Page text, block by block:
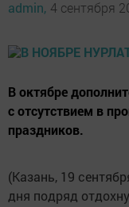
admin, 4 сентября
В октябре
с отсутствием в
праздников.
(Казань, 19
дня подряд